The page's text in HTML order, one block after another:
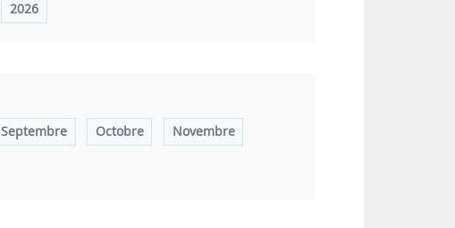
2026
Septembre Octobre Novembre